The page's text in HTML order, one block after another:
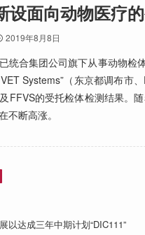
面向动物医疗
2019年8月8日
合集团公司旗下从事动物检
Systems”（东京都调布市
FFVS的受托检体检测结果。
不断高涨。
达成三年中期计划“DIC111”